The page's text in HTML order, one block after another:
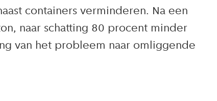
containers verminderen. Na een
naar schatting 80 procent minder
van het probleem naar omliggende